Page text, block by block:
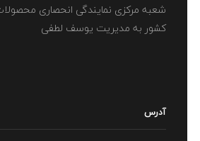
شعبه مرکزی نمایندگی انحصاری
کشور به مدیریت یوسف لطفی
آدرس